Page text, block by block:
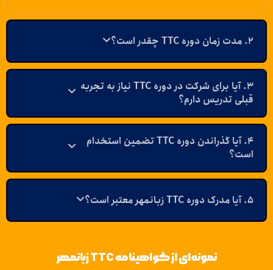
۲. مدت زمان دوره TTC چقدر است؟
۳. آیا برای شرکت در دوره TTC نیاز به تجربه
قبلی تدریس دارم؟
۴. آیا گذراندن دوره TTC تضمین استخدام
است؟
۵. آیا مدرک دوره TTC زبانمهر معتبر است؟
نمونه‌ای از گواهینامه TTC زبانمهر